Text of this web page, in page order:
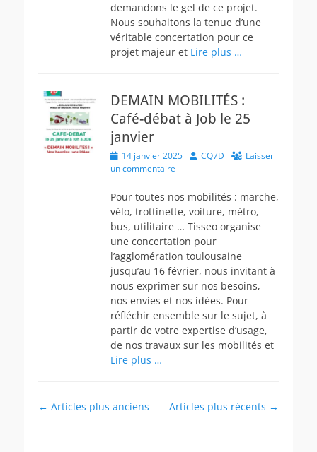
demandons le gel de ce projet.
Nous souhaitons la tenue d’une
véritable concertation pour ce
projet majeur et Lire plus …
DEMAIN MOBILITÉS :
Café-débat à Job le 25
janvier
Posted
on
14 janvier 2025 Author
CQ7D
Laisser
un commentaire
Pour toutes nos mobilités : marche,
vélo, trottinette, voiture, métro,
bus, utilitaire … Tisseo organise
une concertation pour
l’agglomération toulousaine
jusqu’au 16 février, nous invitant à
nous exprimer sur nos besoins,
nos envies et nos idées. Pour
réfléchir ensemble sur le sujet, à
partir de votre expertise d’usage,
de nos travaux sur les mobilités et
Lire plus …
Navigation
← Articles plus anciens Articles plus récents →